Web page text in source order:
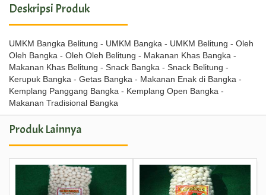
Deskripsi Produk
UMKM Bangka Belitung - UMKM Bangka - UMKM Belitung - Oleh
Oleh Bangka - Oleh Oleh Belitung - Makanan Khas Bangka -
Makanan Khas Belitung - Snack Bangka - Snack Belitung -
Kerupuk Bangka - Getas Bangka - Makanan Enak di Bangka -
Kemplang Panggang Bangka - Kemplang Open Bangka -
Makanan Tradisional Bangka
Produk Lainnya